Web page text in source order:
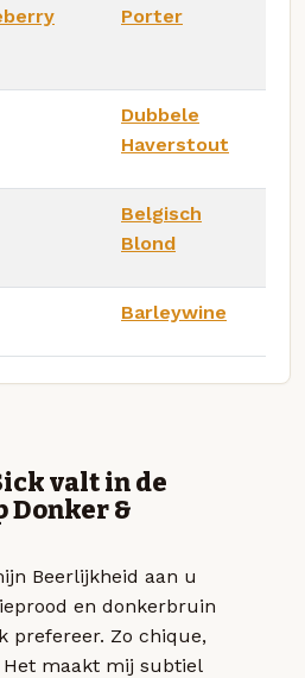
Porter
Dubbele
Haverstout
Belgisch
Blond
Barleywine
valt in de
Donker &
Beerlijkheid aan u
en donkerbruin
prefereer. Zo chique,
maakt mij subtiel